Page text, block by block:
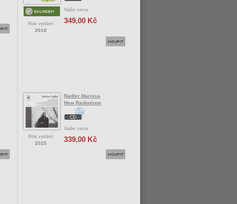
Rok vydání
2010
Vaše cena
349,00 Kč
Rok vydání
2025
Nadler Marissa
New Radiations
Vaše cena
339,00 Kč